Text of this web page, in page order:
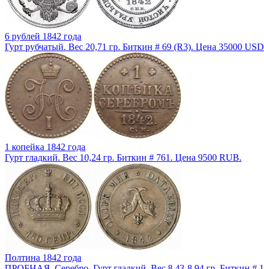
6 рублей 1842 года
Гурт рубчатый. Вес 20,71 гр. Биткин # 69 (R3). Цена 35000
1 копейка 1842 года
Гурт гладкий. Вес 10,24 гр. Биткин # 761. Цена 9500 RUB.
Полтина 1842 года